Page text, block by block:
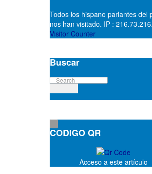
Todos los hispano parlantes del
nos han visitado. IP :
Visitor Counter
Buscar
CODIGO QR
Acceso a este artículo